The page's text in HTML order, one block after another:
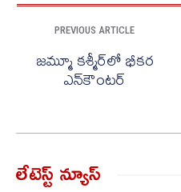
PREVIOUS ARTICLE
జమ్మూ కశ్మీర్‌లో భీకర
ఎన్‌కౌంటర్
లేటెస్ట్ న్యూస్‌